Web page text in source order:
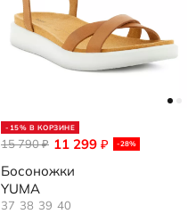
-15% В КОРЗИНЕ
11 299 ₽ -28%
15 790₽
Босоножки
YUMA
37 38 39 40